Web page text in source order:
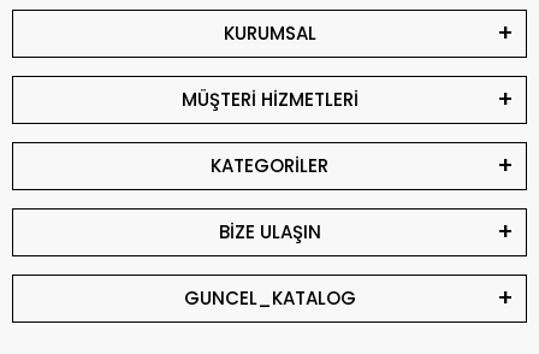
KURUMSAL
MÜŞTERİ HİZMETLERİ
KATEGORİLER
BİZE ULAŞIN
GUNCEL_KATALOG